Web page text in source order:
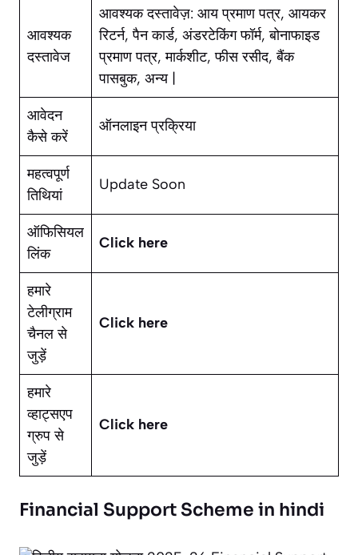
आवश्यक
दस्तावेज
आवश्यक दस्तावेज़: आय प्रमाण पत्र, आयकर
रिटर्न, पैन कार्ड, अंडरटेकिंग फॉर्म, बोनाफाइड
प्रमाण पत्र, मार्कशीट, फीस रसीद, बैंक
पासबुक, अन्य |
आवेदन
कैसे करें
ऑनलाइन प्रक्रिया
महत्वपूर्ण
तिथियां
Update Soon
ऑफिसियल
लिंक
Click here
हमारे
टेलीग्राम
चैनल से
जुड़ें
Click here
हमारे
व्हाट्सएप
ग्रुप से
जुड़ें
Click here
Financial Support Scheme in hindi